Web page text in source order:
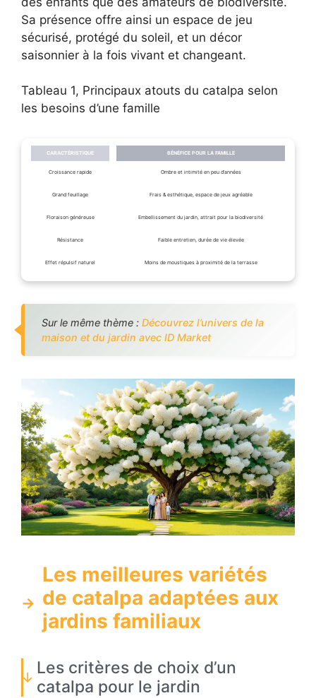
Sa présence offre ainsi un espace de jeu
sécurisé, protégé du soleil, et un décor
saisonnier à la fois vivant et changeant.
Tableau 1, Principaux atouts du catalpa selon
les besoins d’une famille
CARACTÉRISTIQUE BÉNÉFICE POUR LA FAMILLE
Croissance rapide Ombre et intimité en peu d’années
Grand feuillage Frais & esthétique, espace de jeux agréable
Floraison généreuse Embellissement du jardin, attrait pour la biodiversité
Résistance Faible entretien, durée de vie élevée
Effet répulsif naturel Moins de moustiques à proximité de la terrasse
Sur le même thème : Découvrez l’univers de la
maison et du jardin avec ID Market
Les meilleures variétés
de catalpa adaptées aux
jardins familiaux
Les critères de choix d’un
catalpa pour le jardin